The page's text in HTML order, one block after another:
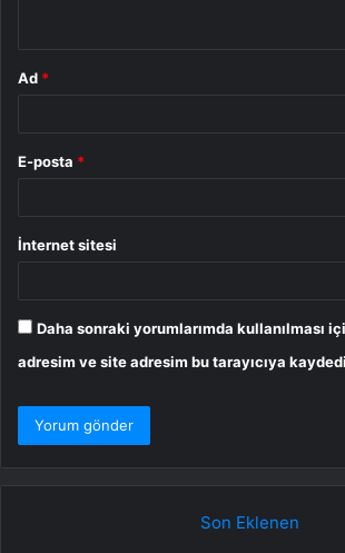
Ad *
E-posta *
İnternet sitesi
Daha sonraki yorumlarımda kullanılması
adresim ve site adresim bu tarayıcıya
Son Eklenen